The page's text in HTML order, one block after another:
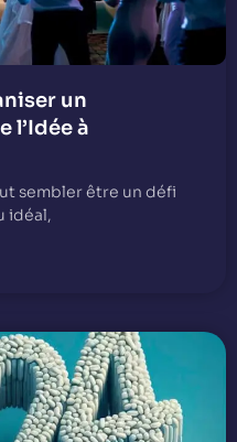
un
l’Idée à
sembler être un défi
idéal,